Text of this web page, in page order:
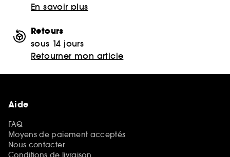
En savoir plus
Retours
sous 14 jours
Retourner mon article
Aide
FAQ
Moyens de paiement acceptés
Nous contacter
Conditions de livraison